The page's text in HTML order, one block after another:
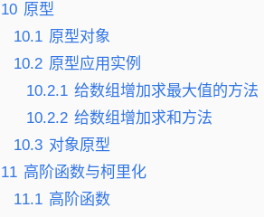
10 原型
10.1 原型对象
10.2 原型应用实例
10.2.1 给数组增加求最大值的方法
10.2.2 给数组增加求和方法
10.3 对象原型
11 高阶函数与柯里化
11.1 高阶函数